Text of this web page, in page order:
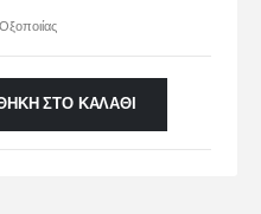
ΣΤΟ ΚΑΛΆΘΙ